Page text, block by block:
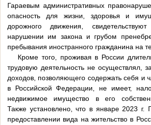
Гараевым административных
опасность для жизни, здоровья и
дорожного движения,
нарушении им закона и грубом
пребывания иностранного гражданина на
Кроме того, проживая в России
трудовую деятельность не осуществлял,
доходов, позволяющего содержать себя и
в Российской Федерации, не имеет,
недвижимое имущество в его
Также установлено, что в январе 2023 г.
предоставлении вида на жительство в